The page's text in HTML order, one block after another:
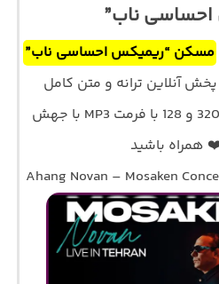
ناب”
مسکن “ریمیکس احساسی ناب”
آنلاین ترانه و متن کامل
موسیقی با کیفیت اصلی 320 و 128 با فرمت MP3 با جهش
همراه باشید
Ahang Novan – Mosaken